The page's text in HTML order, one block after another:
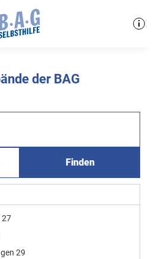
der BAG
Finden
27
29